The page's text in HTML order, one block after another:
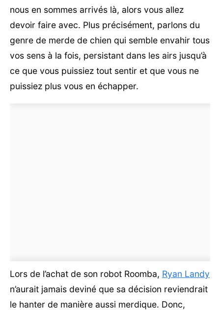
nous en sommes arrivés là, alors vous allez
devoir faire avec. Plus précisément, parlons du
genre de merde de chien qui semble envahir tous
vos sens à la fois, persistant dans les airs jusqu’à
ce que vous puissiez tout sentir et que vous ne
puissiez plus vous en échapper.
Lors de l’achat de son robot Roomba, Ryan Landy
n’aurait jamais deviné que sa décision reviendrait
le hanter de manière aussi merdique. Donc,